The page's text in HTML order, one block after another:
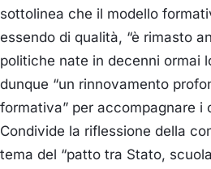
sottolinea che il modello
essendo di qualità, “è rimasto
politiche nate in decenni ormai
dunque “un rinnovamento
formativa” per accompagnare i
Condivide la riflessione della
tema del “patto tra Stato,